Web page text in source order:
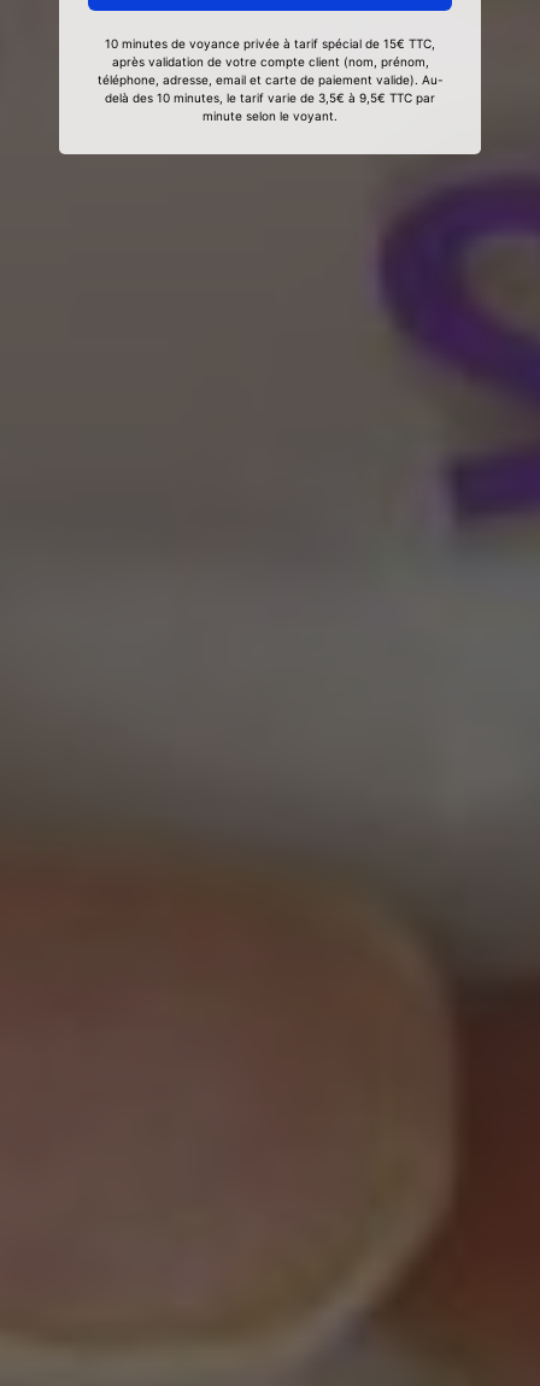
10 minutes de voyance privée à tarif spécial de 15€ TTC,
après validation de votre compte client (nom, prénom,
téléphone, adresse, email et carte de paiement valide). Au-
delà des 10 minutes, le tarif varie de 3,5€ à 9,5€ TTC par
minute selon le voyant.